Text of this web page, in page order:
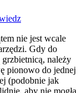
nie jest wcale
Gdy do
należy
pionowo do jednej
(podobnie jak
aby nie mogła